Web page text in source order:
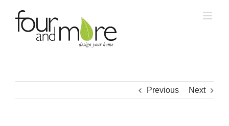
content
Previous Next